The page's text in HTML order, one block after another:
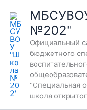
содержимому
№202"
Официальный
бюджетного
"Специальная
школа